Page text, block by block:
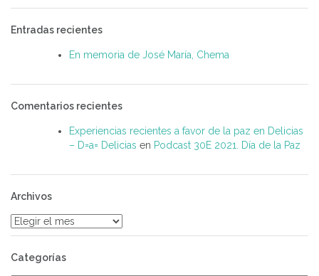
Entradas recientes
En memoria de José María, Chema
Comentarios recientes
Experiencias recientes a favor de la paz en Delicias
– D=a= Delicias en Podcast 30E 2021. Día de la Paz
Archivos
Archivos
Categorías